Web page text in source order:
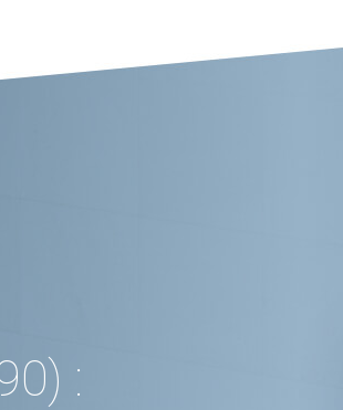
: